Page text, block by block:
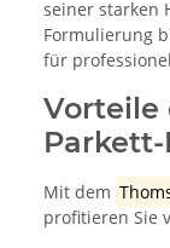
seiner starken
Formulierung
für
Vorteile
Mit dem
profitieren Sie